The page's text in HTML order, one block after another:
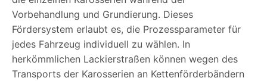
Vorbehandlung und Grundierung. Dieses
Fördersystem erlaubt es, die Prozessparameter für
jedes Fahrzeug individuell zu wählen. In
herkömmlichen Lackierstraßen können wegen des
Transports der Karosserien an Kettenförderbändern